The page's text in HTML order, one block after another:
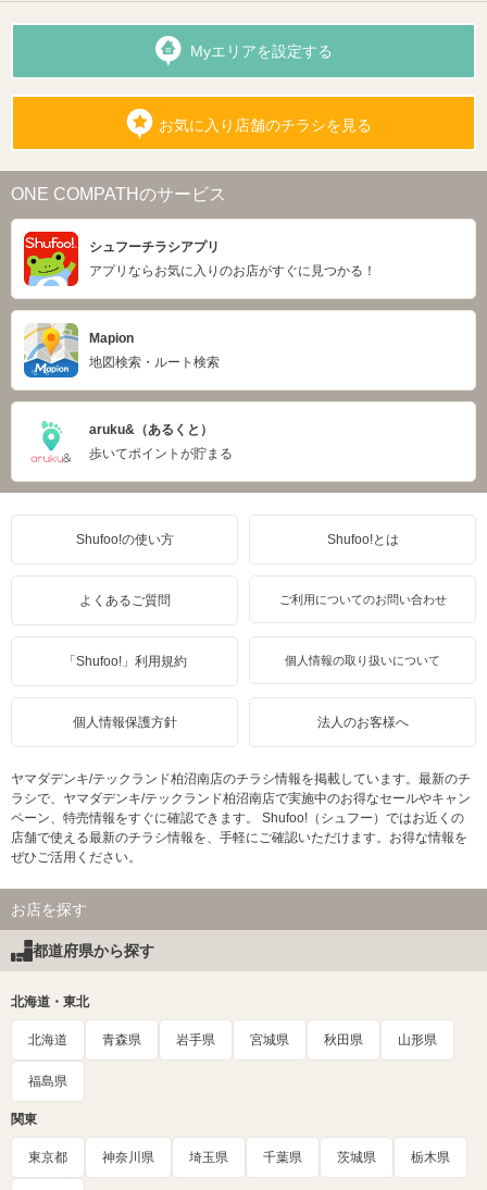
Myエリアを設定する
お気に入り店舗のチラシを見る
ONE COMPATHのサービス
シュフーチラシアプリ
アプリならお気に入りのお店がすぐに見つかる！
Mapion
地図検索・ルート検索
aruku&（あるくと）
歩いてポイントが貯まる
Shufoo!の使い方 Shufoo!とは
よくあるご質問 ご利用についてのお問い合わせ
「Shufoo!」利用規約 個人情報の取り扱いについて
個人情報保護方針 法人のお客様へ
ヤマダデンキ/テックランド柏沼南店のチラシ情報を掲載しています。最新のチ
ラシで、ヤマダデンキ/テックランド柏沼南店で実施中のお得なセールやキャン
ペーン、特売情報をすぐに確認できます。 Shufoo!（シュフー）ではお近くの
店舗で使える最新のチラシ情報を、手軽にご確認いただけます。お得な情報を
ぜひご活用ください。
お店を探す
都道府県から探す
北海道・東北
北海道 青森県 岩手県 宮城県 秋田県 山形県
福島県
関東
東京都 神奈川県 埼玉県 千葉県 茨城県 栃木県